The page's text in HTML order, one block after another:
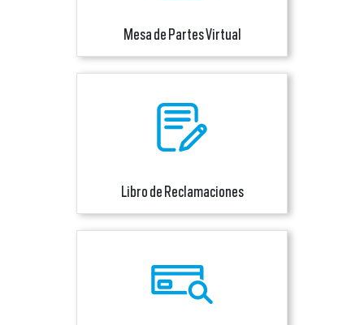
Mesa de Partes Virtual
Libro de Reclamaciones